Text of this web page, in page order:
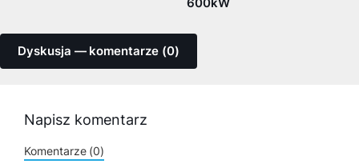
600kW
Dyskusja — komentarze (0)
Napisz komentarz
Komentarze (0)